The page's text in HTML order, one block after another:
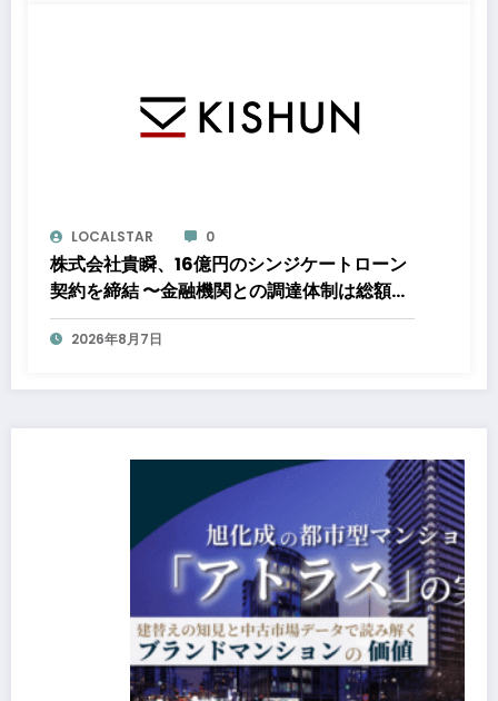
LOCALSTAR 0
株式会社貴瞬、16億円のシンジケートローン
契約を締結 〜金融機関との調達体制は総額約
80億円規模へ。DX・海外展開をはじめとし
た成長投資を加速～
2026年8月7日